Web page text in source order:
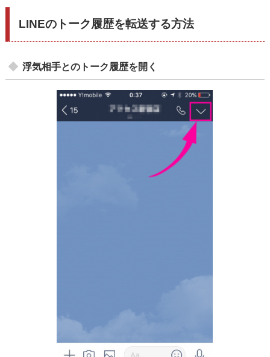
LINEのトーク履歴を転送する方法
浮気相手とのトーク履歴を開く